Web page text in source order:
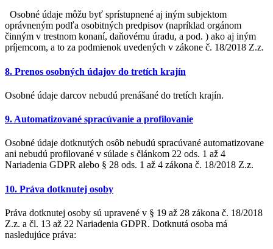
Osobné údaje môžu byť sprístupnené aj iným subjektom
oprávneným podľa osobitných predpisov (napríklad orgánom
činným v trestnom konaní, daňovému úradu, a pod. ) ako aj iným
príjemcom, a to za podmienok uvedených v zákone č. 18/2018 Z.z.
8. Prenos osobných údajov do tretích krajín
Osobné údaje darcov nebudú prenášané do tretích krajín.
9. Automatizované spracúvanie a profilovanie
Osobné údaje dotknutých osôb nebudú spracúvané automatizovane
ani nebudú profilované v súlade s článkom 22 ods. 1 až 4
Nariadenia GDPR alebo § 28 ods. 1 až 4 zákona č. 18/2018 Z.z.
10. Práva dotknutej osoby
Práva dotknutej osoby sú upravené v § 19 až 28 zákona č. 18/2018
Z.z. a čl. 13 až 22 Nariadenia GDPR. Dotknutá osoba má
nasledujúce práva: